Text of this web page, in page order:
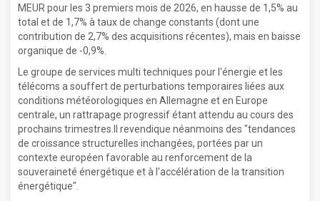
MEUR pour les 3 premiers mois de 2026, en hausse de 1,5% au
total et de 1,7% à taux de change constants (dont une
contribution de 2,7% des acquisitions récentes), mais en baisse
organique de -0,9%.
Le groupe de services multi techniques pour l'énergie et les
télécoms a souffert de perturbations temporaires liées aux
conditions météorologiques en Allemagne et en Europe
centrale, un rattrapage progressif étant attendu au cours des
prochains trimestres.Il revendique néanmoins des "tendances
de croissance structurelles inchangées, portées par un
contexte européen favorable au renforcement de la
souveraineté énergétique et à l'accélération de la transition
énergétique".